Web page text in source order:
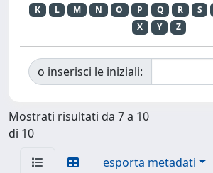
K
L M N O P Q R S
X
Y Z
o inserisci le iniziali:
Mostrati risultati da 7 a 10
di 10
esporta metadati